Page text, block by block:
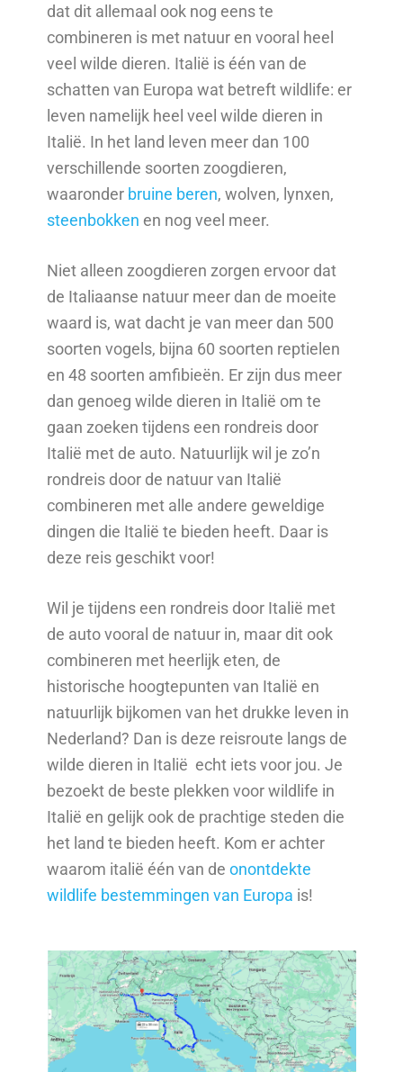
dat dit allemaal ook nog eens te
combineren is met natuur en vooral heel
veel wilde dieren. Italië is één van de
schatten van Europa wat betreft wildlife: er
leven namelijk heel veel wilde dieren in
Italië. In het land leven meer dan 100
verschillende soorten zoogdieren,
waaronder bruine beren, wolven, lynxen,
steenbokken en nog veel meer.
Niet alleen zoogdieren zorgen ervoor dat
de Italiaanse natuur meer dan de moeite
waard is, wat dacht je van meer dan 500
soorten vogels, bijna 60 soorten reptielen
en 48 soorten amfibieën. Er zijn dus meer
dan genoeg wilde dieren in Italië om te
gaan zoeken tijdens een rondreis door
Italië met de auto. Natuurlijk wil je zo’n
rondreis door de natuur van Italië
combineren met alle andere geweldige
dingen die Italië te bieden heeft. Daar is
deze reis geschikt voor!
Wil je tijdens een rondreis door Italië met
de auto vooral de natuur in, maar dit ook
combineren met heerlijk eten, de
historische hoogtepunten van Italië en
natuurlijk bijkomen van het drukke leven in
Nederland? Dan is deze reisroute langs de
wilde dieren in Italië echt iets voor jou. Je
bezoekt de beste plekken voor wildlife in
Italië en gelijk ook de prachtige steden die
het land te bieden heeft. Kom er achter
waarom italië één van deonontdekte
wildlife bestemmingen van Europa is!